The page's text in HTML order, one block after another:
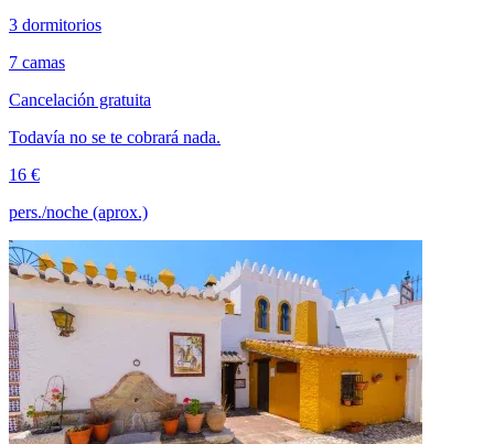
3 dormitorios
7 camas
Cancelación gratuita
Todavía no se te cobrará nada.
16 €
pers./noche (aprox.)